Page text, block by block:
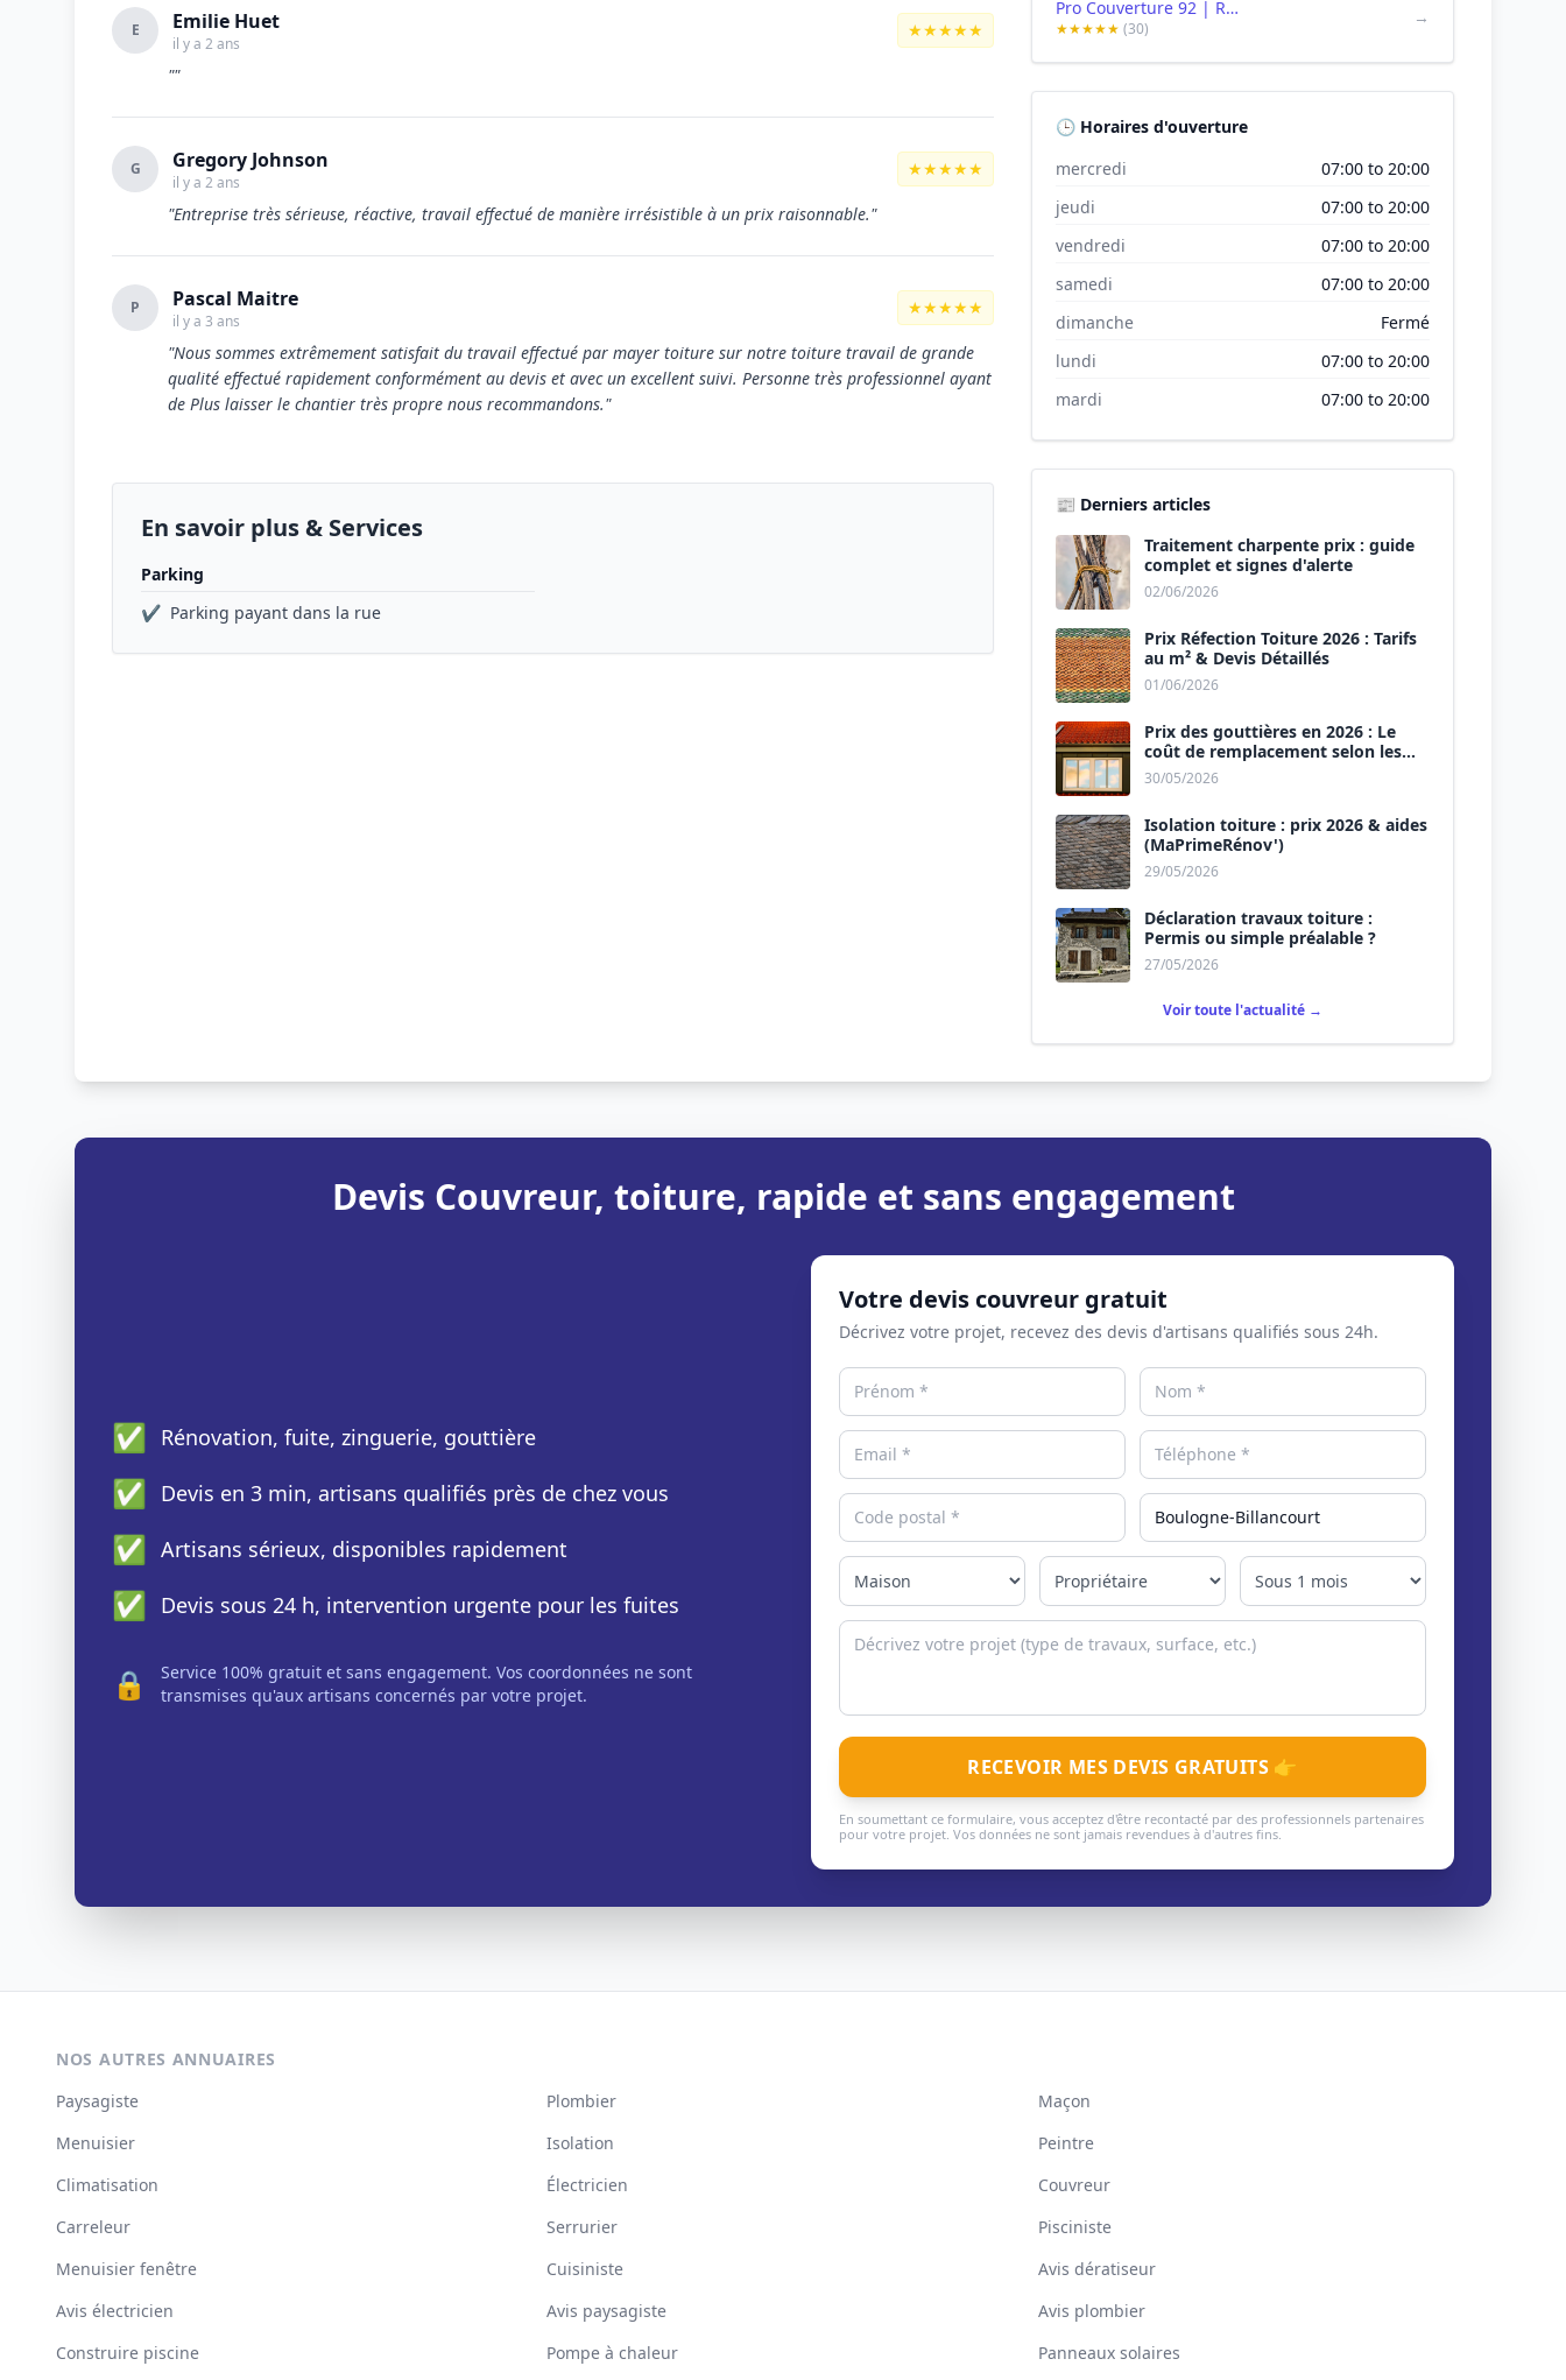
E Emilie Huet
il y a 2 ans
★★★★★
""
G Gregory Johnson
il y a 2 ans
★★★★★
"Entreprise très sérieuse, réactive, travail effectué de manière irrésistible à un prix raisonnable."
P Pascal Maitre
il y a 3 ans
★★★★★
"Nous sommes extrêmement satisfait du travail effectué par mayer toiture sur notre toiture travail de grande
qualité effectué rapidement conformément au devis et avec un excellent suivi. Personne très professionnel ayant
de Plus laisser le chantier très propre nous recommandons."
En savoir plus & Services
Parking
✔ Parking payant dans la rue
Pro Couverture 92 | Recherche de fuite | Couvreur Boulogne-billancourt | Couvreur Autour De Moi
★★★★★(30)
→
🕒 Horaires d'ouverture
mercredi
07:00 to 20:00
jeudi
07:00 to 20:00
vendredi
07:00 to 20:00
samedi
07:00 to 20:00
dimanche
Fermé
lundi
07:00 to 20:00
mardi
07:00 to 20:00
📰 Derniers articles
Traitement charpente prix : guide
complet et signes d'alerte
02/06/2026
Prix Réfection Toiture 2026 : Tarifs
au m² & Devis Détaillés
01/06/2026
Prix des gouttières en 2026 : Le
coût de remplacement selon les
matériaux
30/05/2026
Isolation toiture : prix 2026 & aides
(MaPrimeRénov')
29/05/2026
Déclaration travaux toiture :
Permis ou simple préalable ?
27/05/2026
Voir toute l'actualité →
Devis Couvreur, toiture, rapide et sans engagement
✅ Rénovation, fuite, zinguerie, gouttière
✅ Devis en 3 min, artisans qualifiés près de chez vous
✅ Artisans sérieux, disponibles rapidement
✅ Devis sous 24 h, intervention urgente pour les fuites
🔒
Service 100% gratuit et sans engagement. Vos coordonnées ne sont
transmises qu'aux artisans concernés par votre projet.
Votre devis couvreur gratuit
Décrivez votre projet, recevez des devis d'artisans qualifiés sous 24h.
RECEVOIR MES DEVIS GRATUITS 👉
En soumettant ce formulaire, vous acceptez d'être recontacté par des professionnels partenaires
pour votre projet. Vos données ne sont jamais revendues à d'autres fins.
NOS AUTRES ANNUAIRES
Paysagiste
Plombier
Maçon
Menuisier
Isolation
Peintre
Climatisation
Électricien
Couvreur
Carreleur
Serrurier
Pisciniste
Menuisier fenêtre
Cuisiniste
Avis dératiseur
Avis électricien
Avis paysagiste
Avis plombier
Construire piscine
Pompe à chaleur Panneaux solaires